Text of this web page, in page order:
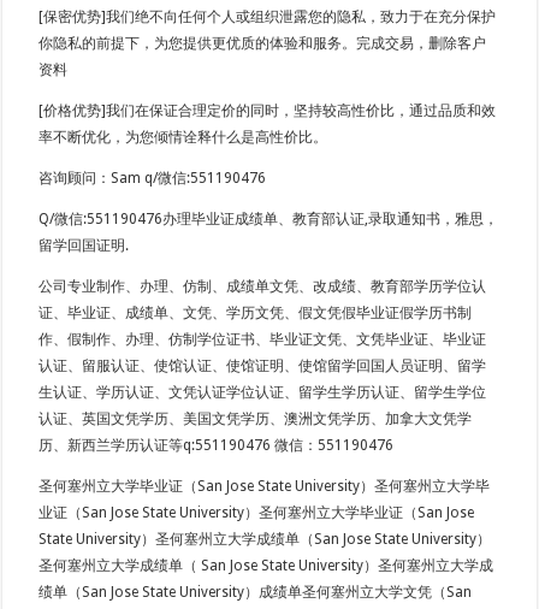
[保密优势]我们绝不向任何个人或组织泄露您的隐私，致力于在充分保护
你隐私的前提下，为您提供更优质的体验和服务。完成交易，删除客户
资料
[价格优势]我们在保证合理定价的同时，坚持较高性价比，通过品质和效
率不断优化，为您倾情诠释什么是高性价比。
咨询顾问：Sam q/微信:551190476
Q/微信:551190476办理毕业证成绩单、教育部认证,录取通知书，雅思，
留学回国证明.
公司专业制作、办理、仿制、成绩单文凭、改成绩、教育部学历学位认
证、毕业证、成绩单、文凭、学历文凭、假文凭假毕业证假学历书制
作、假制作、办理、仿制学位证书、毕业证文凭、文凭毕业证、毕业证
认证、留服认证、使馆认证、使馆证明、使馆留学回国人员证明、留学
生认证、学历认证、文凭认证学位认证、留学生学历认证、留学生学位
认证、英国文凭学历、美国文凭学历、澳洲文凭学历、加拿大文凭学
历、新西兰学历认证等q:551190476 微信：551190476
圣何塞州立大学毕业证（San Jose State University）圣何塞州立大学毕
业证（San Jose State University）圣何塞州立大学毕业证（San Jose
State University）圣何塞州立大学成绩单（San Jose State University）
圣何塞州立大学成绩单（ San Jose State University）圣何塞州立大学成
绩单（San Jose State University）成绩单圣何塞州立大学文凭（San